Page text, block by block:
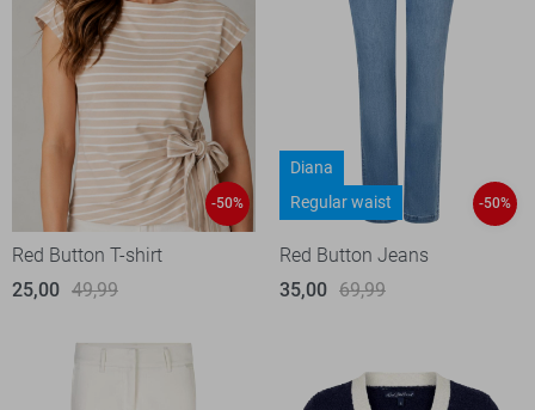
-50%
Red Button T-shirt
25,00 49,99
Diana
Regular waist
-50%
Red Button Jeans
35,00 69,99